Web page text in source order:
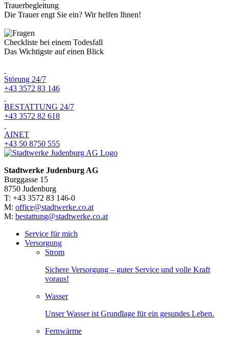
Trauerbegleitung
Die Trauer engt Sie ein? Wir helfen Ihnen!
Checkliste bei einem Todesfall
Das Wichtigste auf einen Blick
Störung 24/7
+43 3572 83 146
BESTATTUNG 24/7
+43 3572 82 618
AINET
+43 50 8750 555
Stadtwerke Judenburg AG
Burggasse 15
8750 Judenburg
T: +43 3572 83 146-0
M: office@stadtwerke.co.at
M: bestattung@stadtwerke.co.at
Service für mich
Versorgung
Strom
Sichere Versorgung – guter Service und volle Kraft
voraus!
Wasser
Unser Wasser ist Grundlage für ein gesundes Leben.
Fernwärme